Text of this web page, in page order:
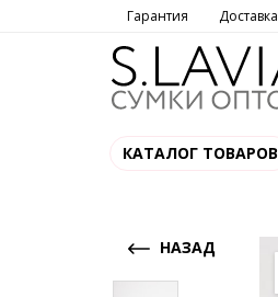
Гарантия Доставка
КАТАЛОГ ТОВАРОВ
НАЗАД